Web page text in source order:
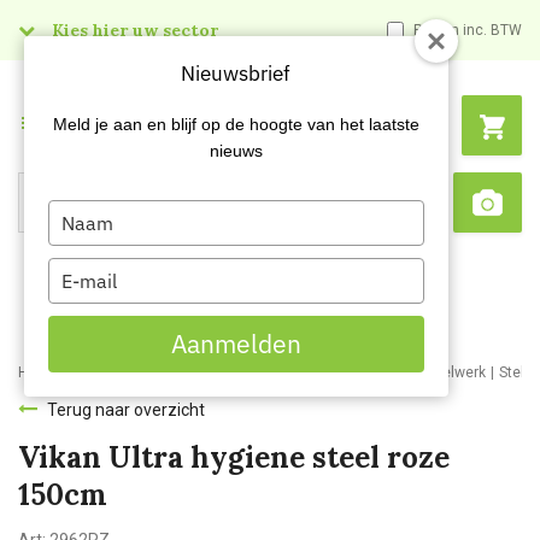
Kies hier uw sector Prijzen inc. BTW
Search
Menu
Home Webshop Schoonmaakartikelen Bezemwerk en borstelwerk
Terug naar overzicht
Vikan Ultra hygiene steel roze
150cm
Nieuwsbrief
Meld je aan en blijf op de hoogte van het laatste
nieuws
Type
your
name
Type
your
email
Aanmelden